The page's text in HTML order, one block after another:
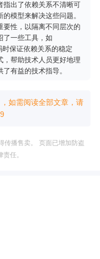
指出了依赖关系不清晰可
模型来解决这些问题。
要性，以隔离不同层次的
了一些工具，如
保证依赖关系的稳定
，帮助技术人员更好地理
有益的技术指导。
如需阅读全部文章，请
传播售卖。 页面已增加防盗
任。